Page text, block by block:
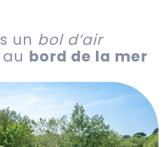
un bol d’air
au bord de la mer